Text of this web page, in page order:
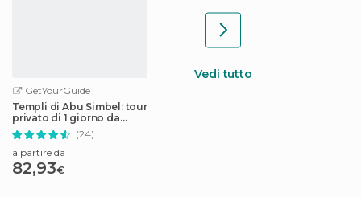
GetYourGuide
Templi di Abu Simbel: tour
privato di 1 giorno da
Assuan
(24)
a partire da
82,93€
Vedi tutto